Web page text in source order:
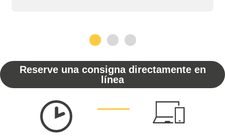
Reserve una consigna directamente en
línea